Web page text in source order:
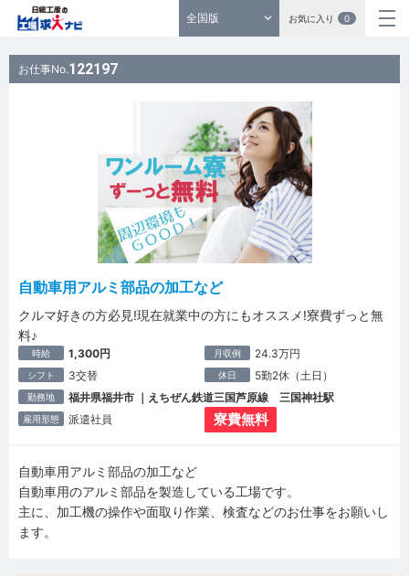
全国版 お気に入り 0
お仕事No.122197
自動車用アルミ部品の加工など
クルマ好きの方必見!現在就業中の方にもオススメ!寮費ずっと無
料♪
時給 1,300円 月収例 24.3万円
シフト 3交替 休日 5勤2休（土日）
勤務地 福井県福井市 ｜えちぜん鉄道三国芦原線 三国神社駅
雇用形態 派遣社員 寮費無料
自動車用アルミ部品の加工など
自動車用のアルミ部品を製造している工場です。
主に、加工機の操作や面取り作業、検査などのお仕事をお願いし
ます。